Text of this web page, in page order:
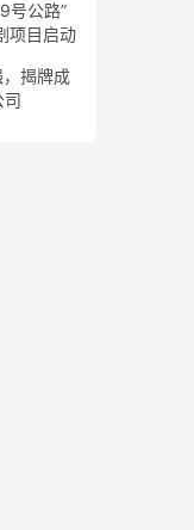
号公路”
项目启动
揭牌成
司